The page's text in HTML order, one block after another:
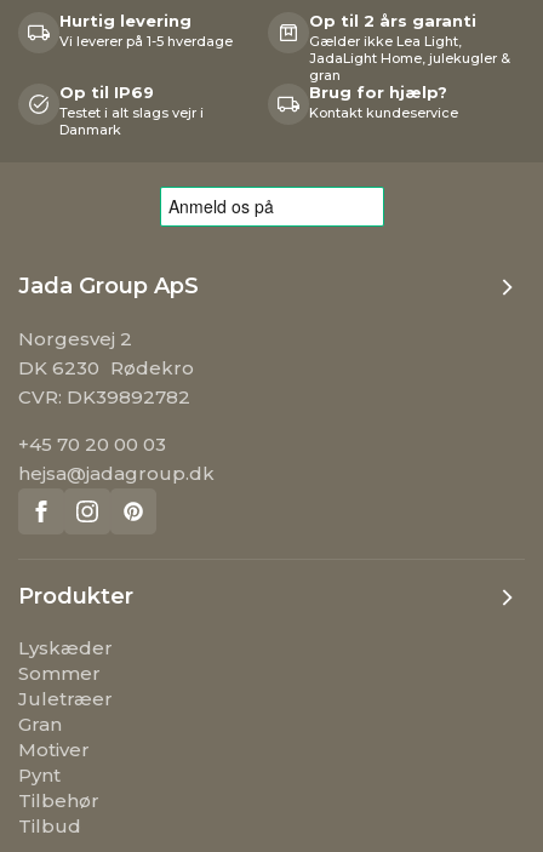
Hurtig levering
Vi leverer på 1-5 hverdage
Op til 2 års garanti
Gælder ikke Lea Light,
JadaLight Home, julekugler &
gran
Op til IP69
Testet i alt slags vejr i
Danmark
Brug for hjælp?
Kontakt kundeservice
Jada Group ApS
Norgesvej 2
DK 6230 Rødekro
CVR: DK39892782
+45 70 20 00 03
hejsa@jadagroup.dk
Produkter
Lyskæder
Sommer
Juletræer
Gran
Motiver
Pynt
Tilbehør
Tilbud